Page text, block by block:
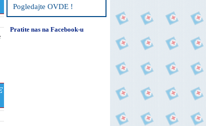
Pogledajte OVDE !
Pratite nas na Facebook-u